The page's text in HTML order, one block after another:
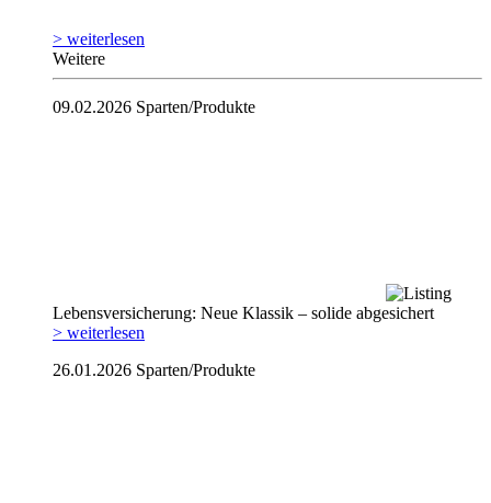
> weiterlesen
Weitere
09.02.2026 Sparten/Produkte
Lebensversicherung: Neue Klassik – solide abgesichert
> weiterlesen
26.01.2026 Sparten/Produkte